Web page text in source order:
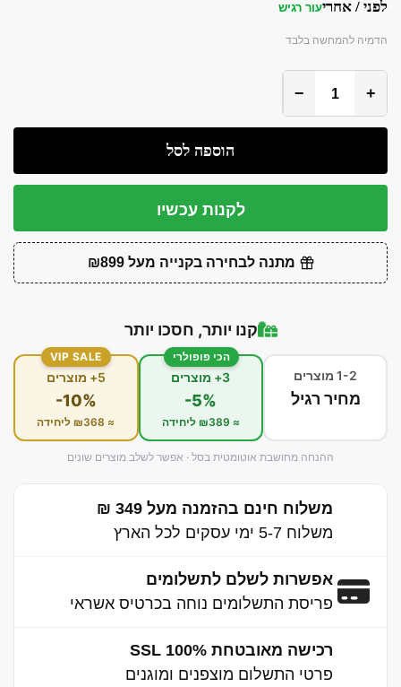
לפני / אחריעור רגיש
לפני
הדמיה להמחשה בלבד
+
−
הוספה לסל
לקנות עכשיו
מתנה לבחירה בקנייה מעל ₪899
קנו יותר, חסכו יותר
1-2 מוצרים
מחיר רגיל
הכי פופולרי
3+ מוצרים
-5%
≈ ₪389 ליחידה
VIP SALE
5+ מוצרים
-10%
≈ ₪368 ליחידה
ההנחה מחושבת אוטומטית בסל · אפשר לשלב מוצרים שונים
משלוח חינם בהזמנה מעל 349 ₪
משלוח 5-7 ימי עסקים לכל הארץ
אפשרות לשלם לתשלומים
פריסת התשלומים נוחה בכרטיס אשראי
רכישה מאובטחת 100% SSL
פרטי התשלום מוצפנים ומוגנים